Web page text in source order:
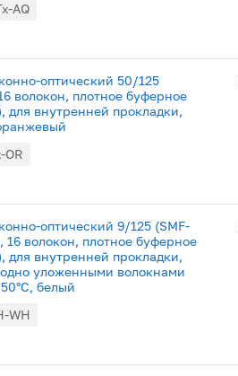
AQ
оптический 50/125
волокон, плотное буферное
внутренней прокладки,
OR
оптический 9/125 (SMF-
волокон, плотное буферное
внутренней прокладки,
уложенными волокнами
белый
WH